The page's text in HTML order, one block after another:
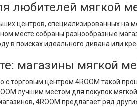
любителей мягкой
центров, специализированных на
месте собраны разнообразные
в поисках идеального дивана или
магазины мягкой
торговым центром 4ROOM такой
лучшим местом для покупок
4ROOM предлагает ряд